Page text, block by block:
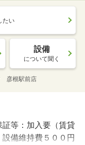
たい
設備
について聞く
彦根駅前店
等：加入要（賃貸
備維持費５００円